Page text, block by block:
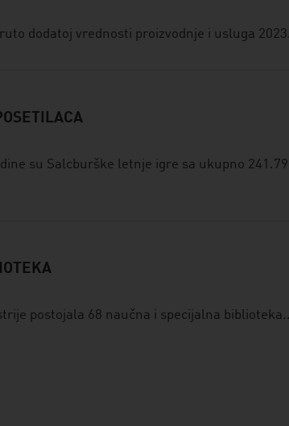
dodatoj vrednosti proizvodnje i usluga
su Salcburške letnje igre sa ukupno
postojala 68 naučna i specijalna biblioteka..